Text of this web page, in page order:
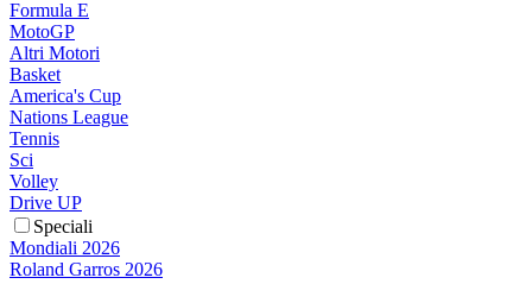
Formula E
MotoGP
Altri Motori
Basket
America's Cup
Nations League
Tennis
Sci
Volley
Drive UP
Speciali
Mondiali 2026
Roland Garros 2026